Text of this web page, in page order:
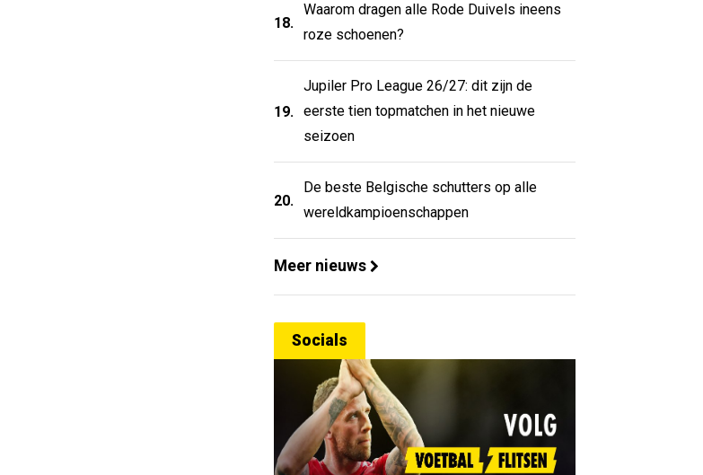
18.
Waarom dragen alle Rode Duivels ineens
roze schoenen?
19.
Jupiler Pro League 26/27: dit zijn de
eerste tien topmatchen in het nieuwe
seizoen
20.
De beste Belgische schutters op alle
wereldkampioenschappen
Meer nieuws
Socials